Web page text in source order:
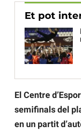
Et pot
El Centre
semifinals del
en un partit